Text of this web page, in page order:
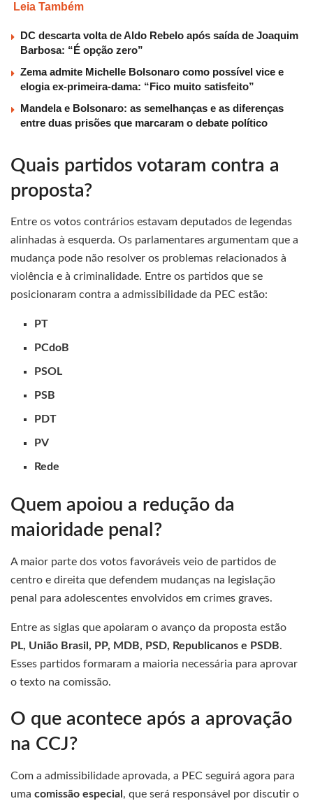
Leia Também
DC descarta volta de Aldo Rebelo após saída de Joaquim
Barbosa: “É opção zero”
Zema admite Michelle Bolsonaro como possível vice e
elogia ex-primeira-dama: “Fico muito satisfeito”
Mandela e Bolsonaro: as semelhanças e as diferenças
entre duas prisões que marcaram o debate político
Quais partidos votaram contra a
proposta?
Entre os votos contrários estavam deputados de legendas
alinhadas à esquerda. Os parlamentares argumentam que a
mudança pode não resolver os problemas relacionados à
violência e à criminalidade. Entre os partidos que se
posicionaram contra a admissibilidade da PEC estão:
PT
PCdoB
PSOL
PSB
PDT
PV
Rede
Quem apoiou a redução da
maioridade penal?
A maior parte dos votos favoráveis veio de partidos de
centro e direita que defendem mudanças na legislação
penal para adolescentes envolvidos em crimes graves.
Entre as siglas que apoiaram o avanço da proposta estão
PL, União Brasil, PP, MDB, PSD, Republicanos e PSDB.
Esses partidos formaram a maioria necessária para aprovar
o texto na comissão.
O que acontece após a aprovação
na CCJ?
Com a admissibilidade aprovada, a PEC seguirá agora para
uma comissão especial , que será responsável por discutir o